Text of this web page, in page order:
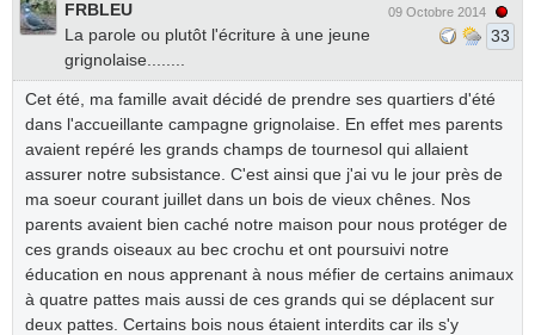
FRBLEU
La parole ou plutôt l'écriture à une jeune
grignolaise........
09 Octobre 2014
33
Cet été, ma famille avait décidé de prendre ses quartiers d'été
dans l'accueillante campagne grignolaise. En effet mes parents
avaient repéré les grands champs de tournesol qui allaient
assurer notre subsistance. C'est ainsi que j'ai vu le jour près de
ma soeur courant juillet dans un bois de vieux chênes. Nos
parents avaient bien caché notre maison pour nous protéger de
ces grands oiseaux au bec crochu et ont poursuivi notre
éducation en nous apprenant à nous méfier de certains animaux
à quatre pattes mais aussi de ces grands qui se déplacent sur
deux pattes. Certains bois nous étaient interdits car ils s'y